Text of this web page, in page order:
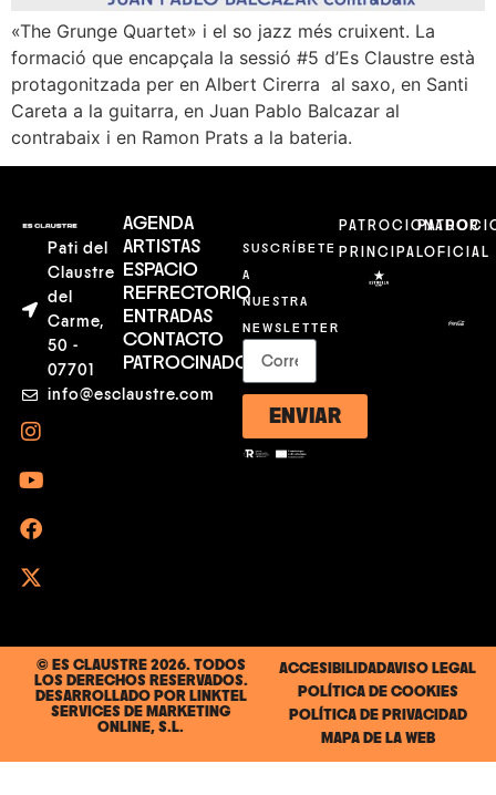
«The Grunge Quartet» i el so jazz més cruixent. La
formació que encapçala la sessió #5 d’Es Claustre està
protagonitzada per en Albert Cirerra al saxo, en Santi
Careta a la guitarra, en Juan Pablo Balcazar al
contrabaix i en Ramon Prats a la bateria.
Pati del
Claustre
del
Carme,
50 -
07701
info@esclaustre.com
AGENDA
ARTISTAS
ESPACIO
REFRECTORIO
ENTRADAS
CONTACTO
PATROCINADORES
SUSCRÍBETE
A
NUESTRA
NEWSLETTER
ENVIAR
PATROCIONADOR
PRINCIPALOFICIAL
© ES CLAUSTRE 2026. TODOS
LOS DERECHOS RESERVADOS.
DESARROLLADO POR LINKTEL
SERVICES DE MARKETING
ONLINE, S.L.
ACCESIBILIDADAVISO LEGAL
POLÍTICA DE COOKIES
POLÍTICA DE PRIVACIDAD
MAPA DE LA WEB